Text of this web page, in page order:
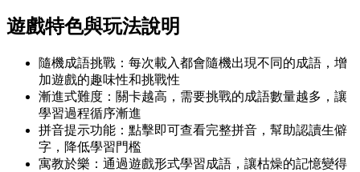
遊戲特色與玩法說明
隨機成語挑戰：每次載入都會隨機出現不同的成語，增
加遊戲的趣味性和挑戰性
漸進式難度：關卡越高，需要挑戰的成語數量越多，讓
學習過程循序漸進
拼音提示功能：點擊即可查看完整拼音，幫助認讀生僻
字，降低學習門檻
寓教於樂：通過遊戲形式學習成語，讓枯燥的記憶變得